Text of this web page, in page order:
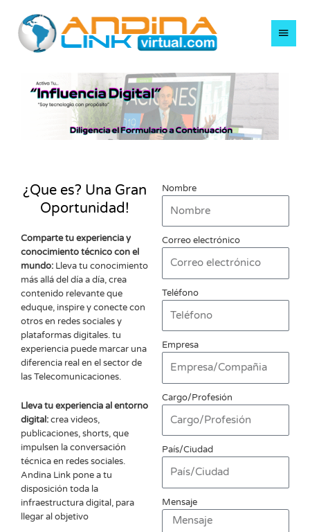
contenido
¿Que es? Una Gran
Oportunidad!
Comparte tu experiencia y
conocimiento técnico con el
mundo: Lleva tu conocimiento
más allá del día a día, crea
contenido relevante que
eduque, inspire y conecte con
otros en redes sociales y
plataformas digitales. tu
experiencia puede marcar una
diferencia real en el sector de
las Telecomunicaciones.
Lleva tu experiencia al entorno
digital:crea videos,
publicaciones, shorts, que
impulsen la conversación
técnica en redes sociales.
Andina Link pone a tu
disposición toda la
infraestructura digital, para
llegar al objetivo
Nombre
Correo electrónico
Teléfono
Empresa
Cargo/Profesión
País/Ciudad
Mensaje